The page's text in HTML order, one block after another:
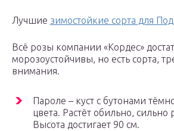
Лучшие зимостойкие сорта для
Всё розы компании «Кордес»
морозоустойчивы, но есть сорта,
внимания.
Пароле – куст с бутонами
цвета. Растёт обильно, сильно
Высота достигает 90 см.